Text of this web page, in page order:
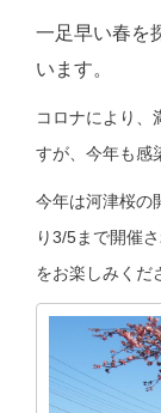
一足早い春を
います。
コロナにより、
すが、今年も感
今年は河津桜の
り3/5まで開催
をお楽しみくだ